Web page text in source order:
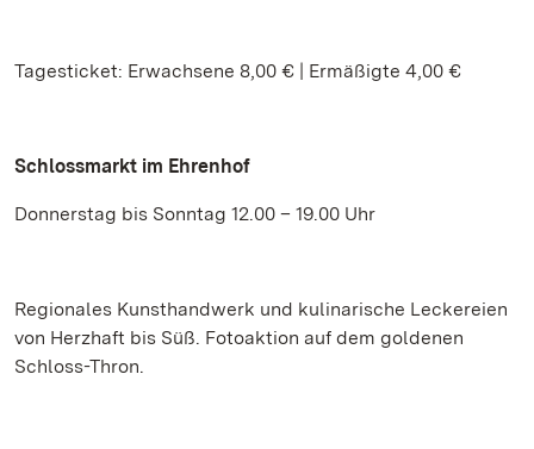
Tagesticket: Erwachsene 8,00 € | Ermäßigte 4,00 €
Schlossmarkt im Ehrenhof
Donnerstag bis Sonntag 12.00 – 19.00 Uhr
Regionales Kunsthandwerk und kulinarische Leckereien
von Herzhaft bis Süß. Fotoaktion auf dem goldenen
Schloss-Thron.